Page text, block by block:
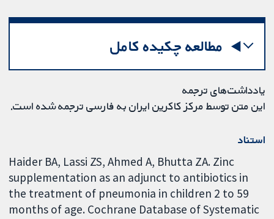
مطالعه چکیده کامل
یادداشت‌های ترجمه
این متن توسط مرکز کاکرین ایران به فارسی ترجمه شده است.
استناد
Haider BA, Lassi ZS, Ahmed A, Bhutta ZA. Zinc
supplementation as an adjunct to antibiotics in
the treatment of pneumonia in children 2 to 59
months of age. Cochrane Database of Systematic